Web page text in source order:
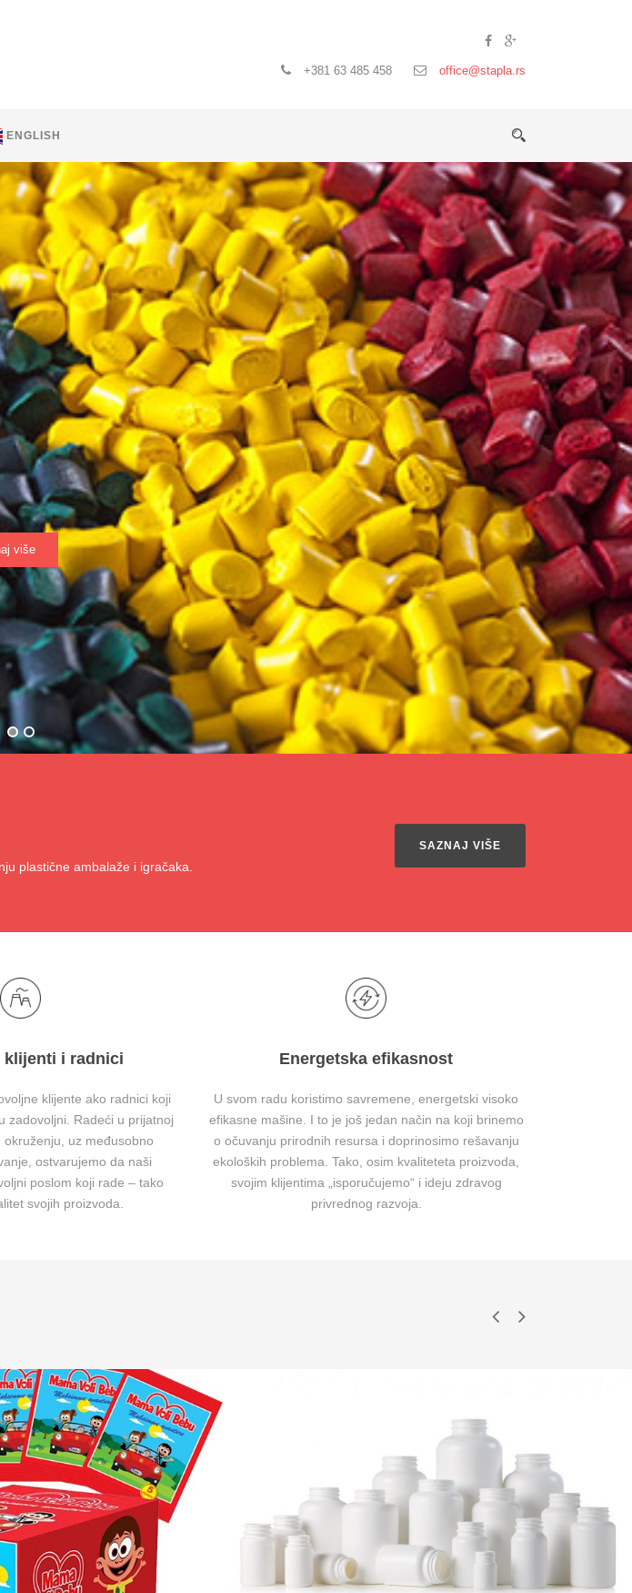
+381 63 485 458 office@stapla.rs
ENGLISH
više
plastične ambalaže i igračaka.
SAZNAJ VIŠE
klijenti i radnici
klijente ako radnici koji
zadovoljni. Radeći u prijatnoj
uz međusobno
ostvarujemo da naši
poslom koji rade – tako
svojih proizvoda.
Energetska efikasnost
U svom radu koristimo savremene, energetski visoko
efikasne mašine. I to je još jedan način na koji brinemo
o očuvanju prirodnih resursa i doprinosimo rešavanju
ekoloških problema. Tako, osim kvaliteteta proizvoda,
svojim klijentima „isporučujemo“ i ideju zdravog
privrednog razvoja.